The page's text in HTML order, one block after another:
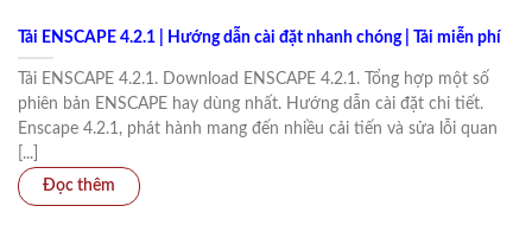
Tải ENSCAPE 4.2.1 | Hướng dẫn cài đặt nhanh chóng | Tải miễn phí
Tải ENSCAPE 4.2.1. Download ENSCAPE 4.2.1. Tổng hợp một số
phiên bản ENSCAPE hay dùng nhất. Hướng dẫn cài đặt chi tiết.
Enscape 4.2.1, phát hành mang đến nhiều cải tiến và sửa lỗi quan
[...]